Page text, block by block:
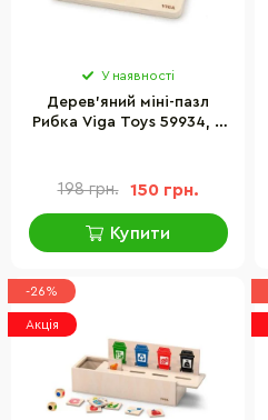
У наявності
Дерев'яний міні-пазл
Рибка Viga Toys 59934, 3
198 грн. 150 грн.
Купити
-26%
Акція